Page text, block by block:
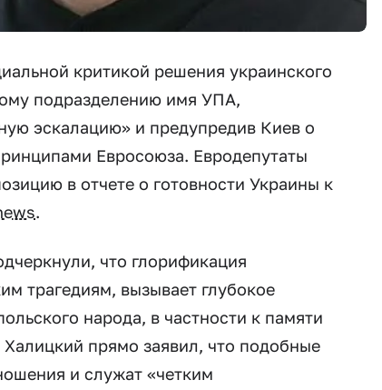
критикой решения украинского
подразделению имя УПА,
эскалацию» и предупредив Киев о
Евросоюза. Евродепутаты
в отчете о готовности Украины к
.
что глорификация
трагедиям, вызывает глубокое
народа, в частности к памяти
прямо заявил, что подобные
и служат «четким